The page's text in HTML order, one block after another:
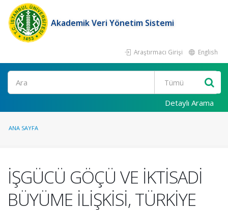
Akademik Veri Yönetim Sistemi
Araştırmacı Girişi English
Ara
Detaylı Arama
ANA SAYFA
İŞGÜCÜ GÖÇÜ VE İKTİSADİ
BÜYÜME İLİŞKİSİ, TÜRKİYE